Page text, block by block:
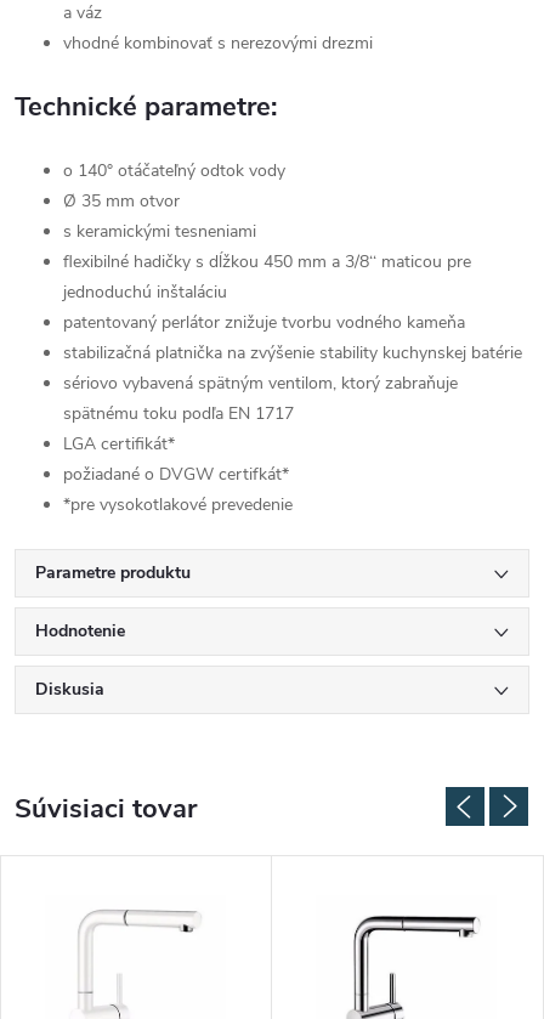
a váz
vhodné kombinovať s nerezovými drezmi
Technické parametre:
o 140° otáčateľný odtok vody
Ø 35 mm otvor
s keramickými tesneniami
flexibilné hadičky s dĺžkou 450 mm a 3/8‘‘ maticou pre
jednoduchú inštaláciu
patentovaný perlátor znižuje tvorbu vodného kameňa
stabilizačná platnička na zvýšenie stability kuchynskej batérie
sériovo vybavená spätným ventilom, ktorý zabraňuje
spätnému toku podľa EN 1717
LGA certifikát*
požiadané o DVGW certifkát*
*pre vysokotlakové prevedenie
Parametre produktu
Hodnotenie
Diskusia
Súvisiaci tovar